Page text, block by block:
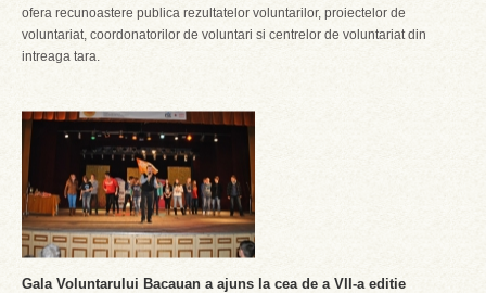
ofera recunoastere publica rezultatelor voluntarilor, proiectelor de
voluntariat, coordonatorilor de voluntari si centrelor de voluntariat din
intreaga tara.
Gala Voluntarului Bacauan a ajuns la cea de a VII-a editie